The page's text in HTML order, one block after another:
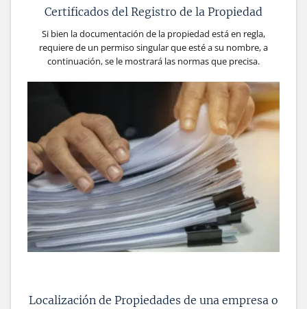
Certificados del Registro de la Propiedad
Si bien la documentación de la propiedad está en regla,
requiere de un permiso singular que esté a su nombre, a
continuación, se le mostrará las normas que precisa.
Localización de Propiedades de una empresa o